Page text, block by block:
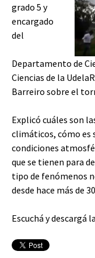
grado 5 y
encargado
del
Departamento de
Ciencias de la
Barreiro sobre el
Explicó cuáles son
climáticos, cómo es
condiciones
que se tienen para
tipo de fenómenos
desde hace más de
Escuchá y descargá